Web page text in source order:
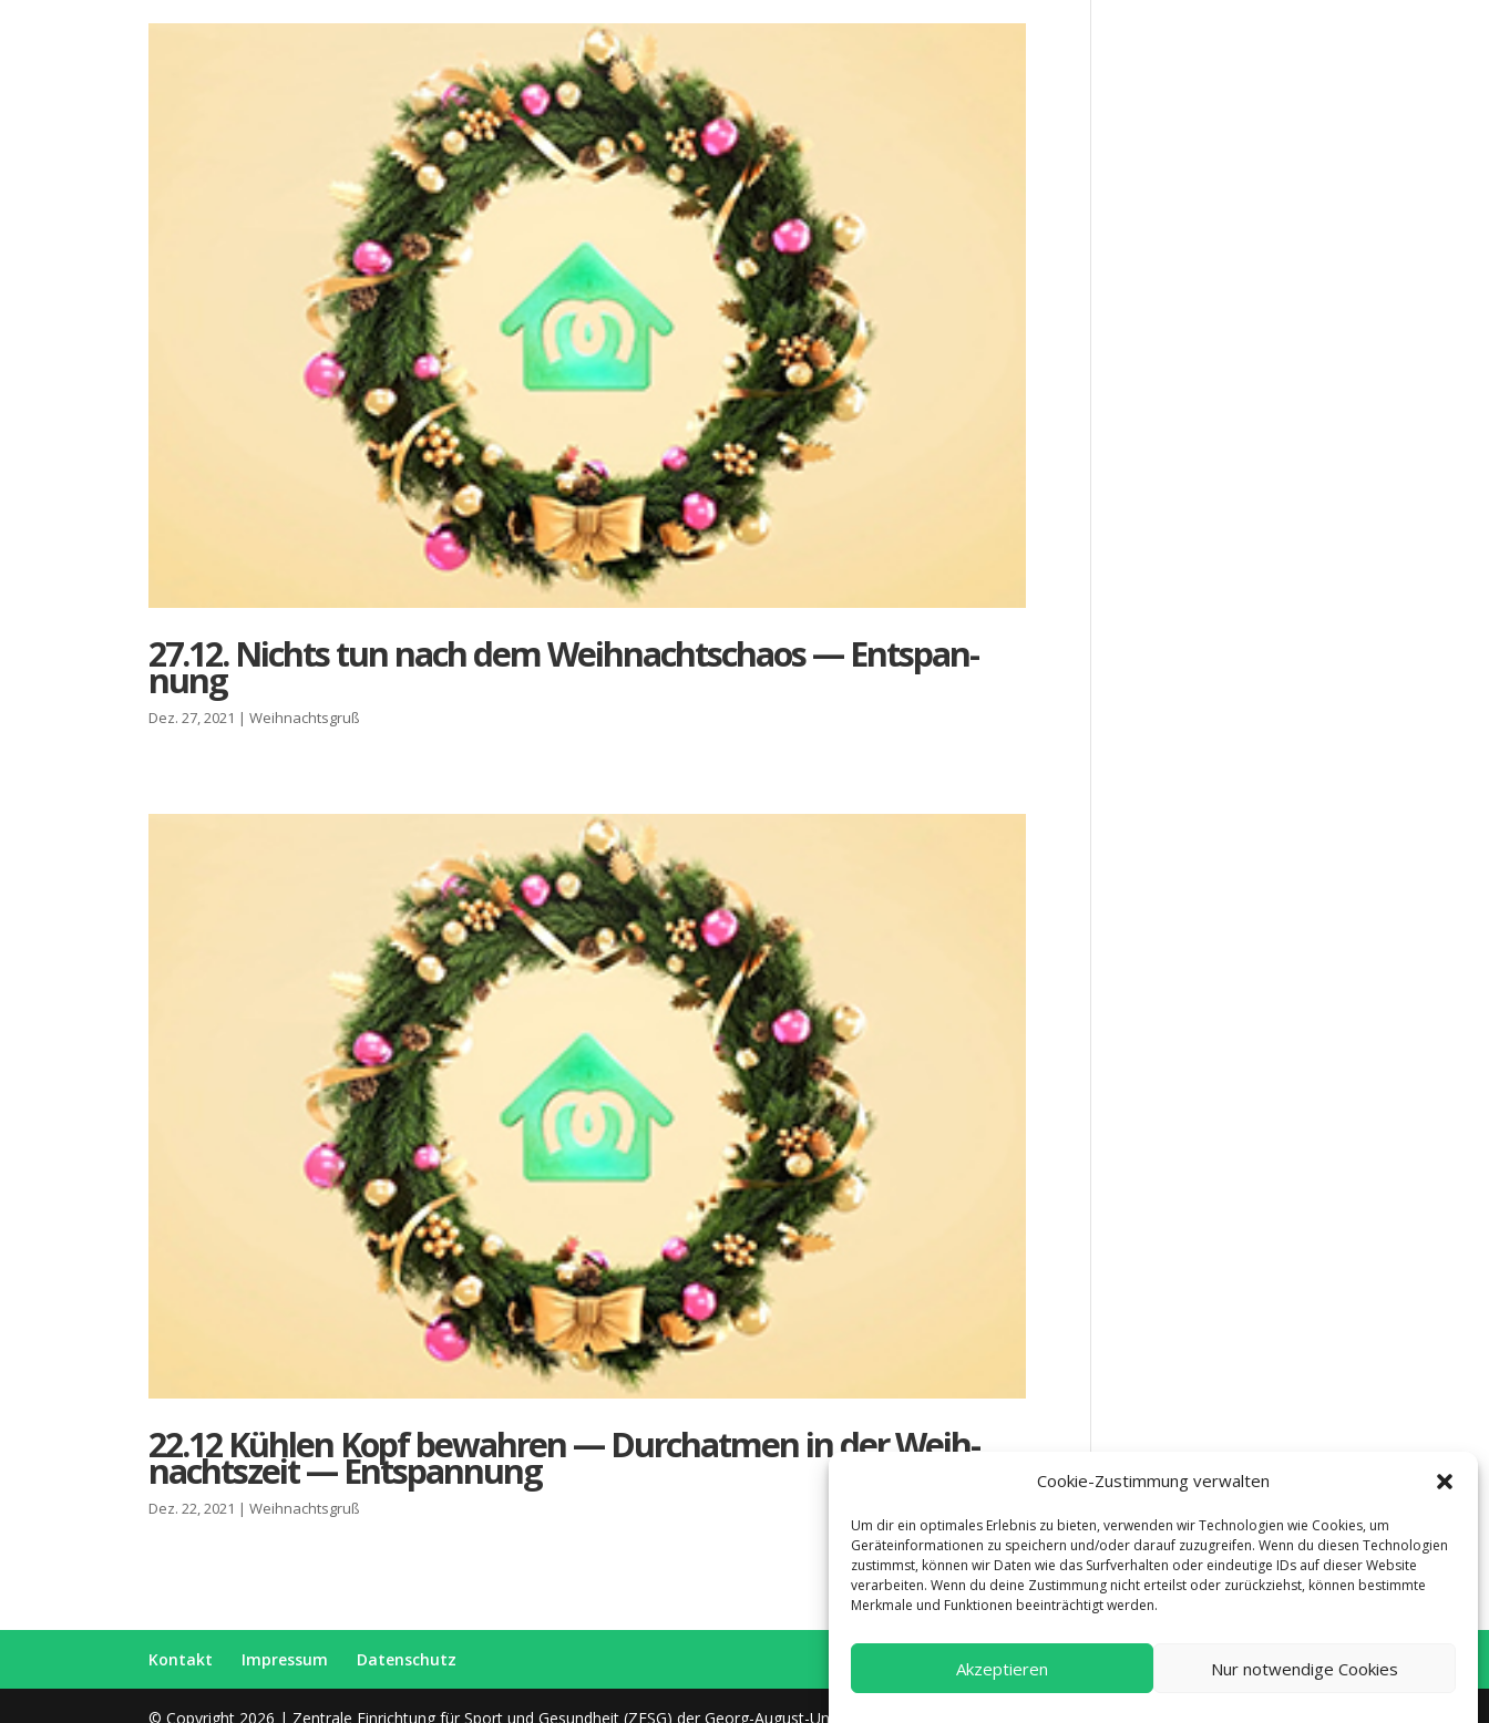
Cookie-Zustimmung verwalten
Um dir ein optimales Erlebnis zu bieten, verwenden wir Technologien wie Cookies, um
Geräteinformationen zu speichern und/oder darauf zuzugreifen. Wenn du diesen Technologien
zustimmst, können wir Daten wie das Surfverhalten oder eindeutige IDs auf dieser Website
verarbeiten. Wenn du deine Zustimmung nicht erteilst oder zurückziehst, können bestimmte
Merkmale und Funktionen beeinträchtigt werden.
Akzeptieren Nur notwendige Cookies
27.12. Nichts tun nach dem Weih­nachts­cha­os — Ent­span­
nung
Dez. 27, 2021 |Weihnachtsgruß
22.12 Küh­len Kopf bewah­ren — Durch­at­men in der Weih­
nachts­zeit — Ent­span­nung
Dez. 22, 2021 |Weihnachtsgruß
Kon­takt Impres­sum Daten­schutz
© Copyright 2026 | Zentrale Einrichtung für Sport und Gesundheit (ZESG) der Georg-August-Universität Göttingen